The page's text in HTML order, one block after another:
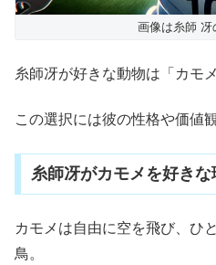
画像は糸師 冴
糸師冴が好きな動物は「カモ
この選択には彼の性格や価値
糸師冴がカモメを好きな
カモメは自由に空を飛び、ひ
鳥。